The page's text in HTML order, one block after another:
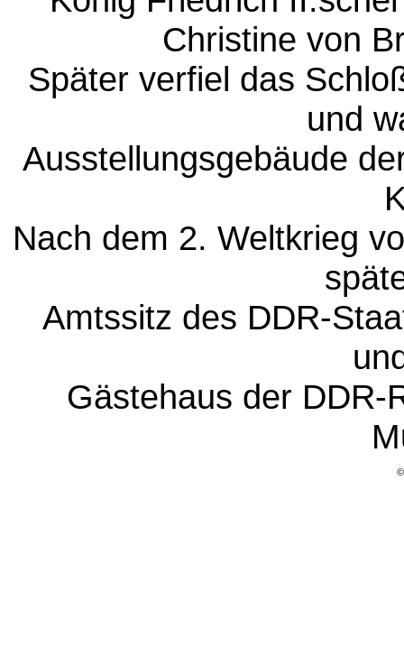
Christine von
Später verfiel das
und
Ausstellungsgebäude
Nach dem 2. Weltkrieg
Amtssitz des DDR-
Gästehaus der DDR-
©